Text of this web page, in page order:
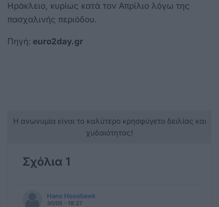
Ηράκλειο, κυρίως κατά τον Απρίλιο λόγω της
πασχαλινής περιόδου.
Πηγή: euro2day.gr
Η ανωνυμία είναι το καλύτερο κρησφύγετο δειλίας και
χυδαιότητας!
Σχόλια 1
Hans Hoosbeek
30/05 - 18:27